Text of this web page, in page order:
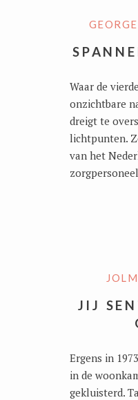
Waar de
onzichtbare
dreigt te
lichtpunten.
van het
JIJ
Ergens in
in de
gekluisterd.